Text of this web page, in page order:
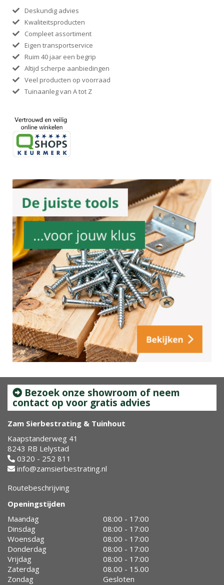
Deskundig advies
Kwaliteitsproducten
Compleet assortiment
Eigen transportservice
Ruim 40 jaar een begrip
Altijd scherpe aanbiedingen
Veel producten op voorraad
Tuinaanleg van A tot Z
Bezoek onze showroom of neem
contact op voor gratis advies
Zam Sierbestrating & Tuinhout
Kaapstanderweg 41
8243 RB Lelystad
0320 - 252 811
info@zamsierbestrating.nl
Routebeschrijving
Openingstijden
Maandag
08:00 - 17:00
Dinsdag
08:00 - 17:00
Woensdag
08:00 - 17:00
Donderdag
08:00 - 17:00
Vrijdag
08:00 - 17:00
Zaterdag
08.00 - 15.00
Zondag
Gesloten